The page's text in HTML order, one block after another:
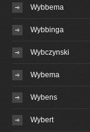
Wybbema
Wybbinga
Wybczynski
Wybema
Wybens
Wybert